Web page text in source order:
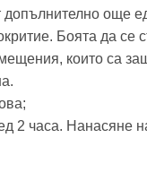
допълнително още
Боята да се
които са
2 часа. Нанасяне